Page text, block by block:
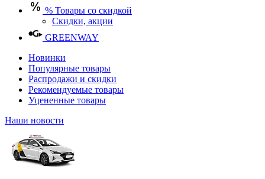
% Товары со скидкой
Скидки, акции
GREENWAY
Новинки
Популярные товары
Распродажи и скидки
Рекомендуемые товары
Уцененные товары
Наши новости